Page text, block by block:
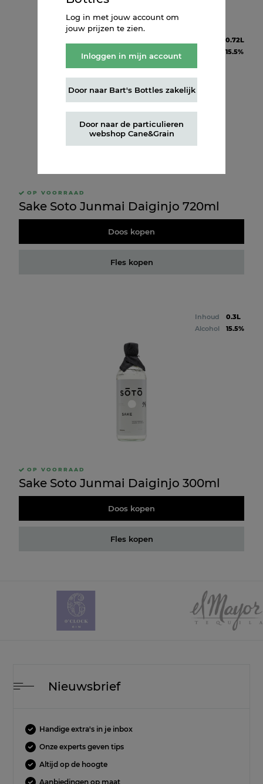
0.72L
15.5%
OP VOORRAAD
Sake Soto Junmai Daiginjo 720ml
Doos kopen
Fles kopen
Inhoud
0.3L
Alcohol
15.5%
OP VOORRAAD
Sake Soto Junmai Daiginjo 300ml
Doos kopen
Fles kopen
Log in met jouw account om
jouw prijzen te zien.
Inloggen in mijn account
Door naar Bart's Bottles zakelijk
Door naar de particulieren
webshop Cane&Grain
Nieuwsbrief
Handige extra's in je inbox
Onze experts geven tips
Altijd op de hoogte
Aanbiedingen op maat